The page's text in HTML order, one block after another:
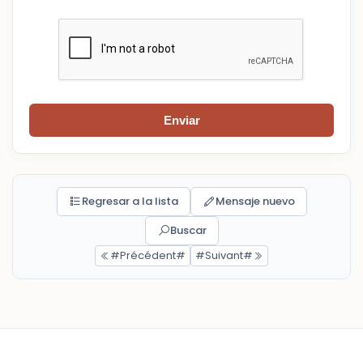
Enviar
Regresar a la lista
Mensaje nuevo
Buscar
#Précédent#
#Suivant#